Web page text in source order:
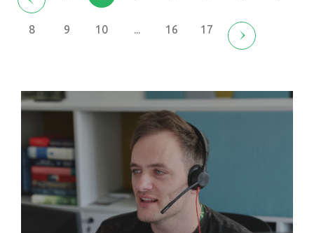
8 9 10 ... 16 17